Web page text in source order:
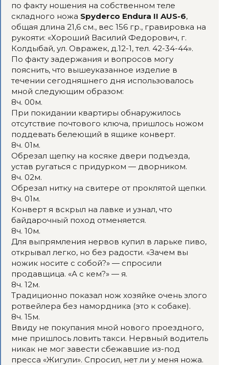
по факту ношения на собственном теле
складного ножа Spyderco Endura II AUS-6,
общая длина 21,6 см., вес 156 гр., гравировка на
рукояти: «Хороший Василий Федорович, г.
Колдыбай, ул. Овражек, д.12-1, тел. 42-34-44».
По факту задержания и вопросов могу
пояснить, что вышеуказанное изделие в
течении сегодняшнего дня использовалось
мной следующим образом:
8ч. 00м.
При покидании квартиры обнаружилось
отсутствие почтового ключа, пришлось ножом
поддевать белеющий в ящике конверт.
8ч. 01м.
Обрезал щепку на косяке двери подъезда,
устав ругаться с придурком — дворником.
8ч. 02м.
Обрезал нитку на свитере от проклятой щепки.
8ч. 01м.
Конверт я вскрыл на лавке и узнал, что
байдарочный поход отменяется.
8ч. 10м.
Для выпрямления нервов купил в ларьке пиво,
открывал легко, но без радости. «Зачем вы
ножик носите с собой?» — спросили
продавщица. «А с кем?» — я.
8ч. 12м.
Традиционно показал нож хозяйке очень злого
ротвейлера без намордника (это к собаке).
8ч. 15м.
Ввиду не покупания мной нового проездного,
мне пришлось ловить такси. Нервный водитель
никак не мог завести сбежавшие из-под
пресса «Жигули». Спросил, нет ли у меня ножа.